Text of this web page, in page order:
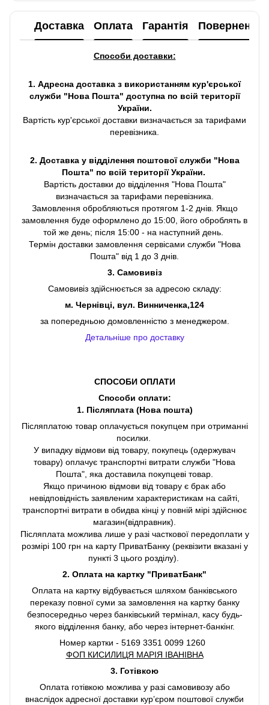
Доставка Оплата Гарантія Повернення
Способи доставки:
1. Адресна доставка з використанням кур'єрської
служби "Нова Пошта" доступна по всій території
України.
Вартість кур'єрської доставки визначається за тарифами
перевізника.
2. Доставка у відділення поштової служби "Нова
Пошта" по всій території України.
Вартість доставки до відділення "Нова Пошта"
визначається за тарифами перевізника.
Замовлення обробляються протягом 1-2 днів. Якщо
замовлення буде оформлено до 15:00, його оброблять в
той же день; після 15:00 - на наступний день.
Термін доставки замовлення сервісами служби "Нова
Пошта" від 1 до 3 днів.
3. Самовивіз
Самовивіз здійснюється за адресою складу:
м. Чернівці, вул. Винниченка,124
за попередньою домовленністю з менеджером.
Детальніше про доставку
СПОСОБИ ОПЛАТИ
Способи оплати:
1. Післяплата (Нова пошта)
Післяплатою товар оплачується покупцем при отриманні
посилки.
У випадку відмови від товару, покупець (одержувач
товару) оплачує транспортні витрати служби "Нова
Пошта", яка доставила покупцеві товар.
Якщо причиною відмови від товару є брак або
невідповідність заявленим характеристикам на сайті,
транспортні витрати в обидва кінці у повній мірі здійснює
магазин(відправник).
Післяплата можлива лише у разі часткової передоплати у
розмірі 100 грн на карту ПриватБанку (реквізити вказані у
пункті 3 цього розділу).
2. Оплата на картку "ПриватБанк"
Оплата на картку відбувається шляхом банківського
переказу повної суми за замовлення на картку банку
безпосередньо через банківський термінал, касу будь-
якого відділення банку, або через інтернет-банкінг.
Номер картки - 5169 3351 0099 1260
ФОП КИСИЛИЦЯ МАРІЯ ІВАНІВНА
3. Готівкою
Оплата готівкою можлива у разі самовивозу або
внаслідок адресної доставки курʼєром поштової служби